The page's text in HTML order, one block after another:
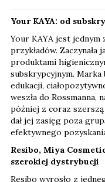
Your KAYA: od
Your KAYA jest
przykładów.
produktami
subskrypcyjnym. Marka
edukacji,
weszła do Rossmanna,
później z coraz
dał jej zasięg poza
efektywnego
Resibo, Miya
szerokiej dystrybucji
Resibo wyrosło z